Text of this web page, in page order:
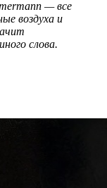
— все
воздуха и
слова.